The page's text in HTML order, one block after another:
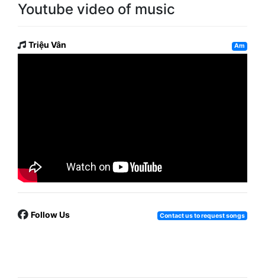
Youtube video of music
Triệu Vân Am
Follow Us Contact us to request songs